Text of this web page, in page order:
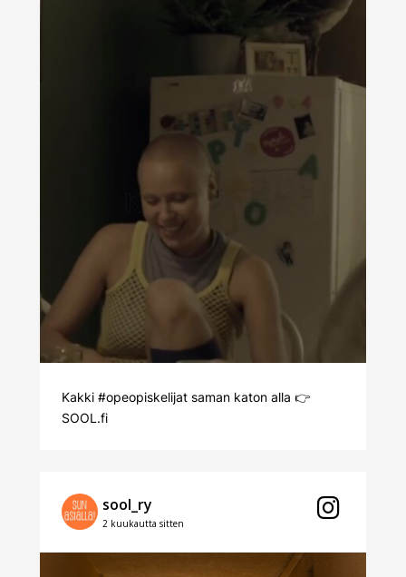
Kakki #opeopiskelijat saman katon alla 👉
SOOL.fi
sool_ry
2 kuukautta sitten